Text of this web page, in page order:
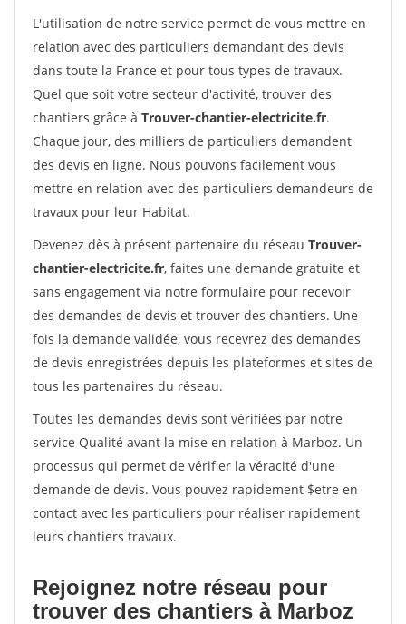
L'utilisation de notre service permet de vous mettre en
relation avec des particuliers demandant des devis
dans toute la France et pour tous types de travaux.
Quel que soit votre secteur d'activité, trouver des
chantiers grâce à Trouver-chantier-electricite.fr.
Chaque jour, des milliers de particuliers demandent
des devis en ligne. Nous pouvons facilement vous
mettre en relation avec des particuliers demandeurs de
travaux pour leur Habitat.
Devenez dès à présent partenaire du réseau Trouver-
chantier-electricite.fr, faites une demande gratuite et
sans engagement via notre formulaire pour recevoir
des demandes de devis et trouver des chantiers. Une
fois la demande validée, vous recevrez des demandes
de devis enregistrées depuis les plateformes et sites de
tous les partenaires du réseau.
Toutes les demandes devis sont vérifiées par notre
service Qualité avant la mise en relation à Marboz. Un
processus qui permet de vérifier la véracité d'une
demande de devis. Vous pouvez rapidement $etre en
contact avec les particuliers pour réaliser rapidement
leurs chantiers travaux.
Rejoignez notre réseau pour
trouver des chantiers à Marboz